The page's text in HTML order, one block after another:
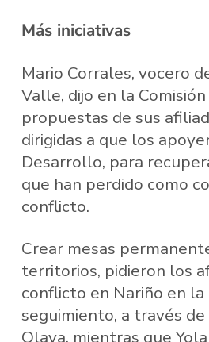
Más iniciativas
Mario Corrales, vocero
Valle, dijo en la
propuestas de sus
dirigidas a que los
Desarrollo, para
que han perdido como
conflicto.
Crear mesas
territorios, pidieron los
conflicto en Nariño en la
seguimiento, a través de
Olaya, mientras que